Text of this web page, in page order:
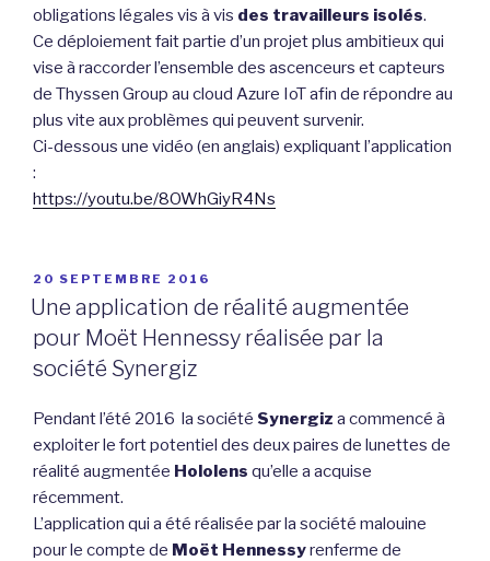
obligations légales vis à vis des travailleurs isolés.
Ce déploiement fait partie d’un projet plus ambitieux qui
vise à raccorder l’ensemble des ascenceurs et capteurs
de Thyssen Group au cloud Azure IoT afin de répondre au
plus vite aux problèmes qui peuvent survenir.
Ci-dessous une vidéo (en anglais) expliquant l’application
:
https://youtu.be/8OWhGiyR4Ns
PUBLIÉ
LE
20 SEPTEMBRE 2016
Une application de réalité augmentée
pour Moët Hennessy réalisée par la
société Synergiz
Pendant l’été 2016 la société Synergiz a commencé à
exploiter le fort potentiel des deux paires de lunettes de
réalité augmentée Hololens qu’elle a acquise
récemment.
L’application qui a été réalisée par la société malouine
pour le compte de Moët Hennessyrenferme de